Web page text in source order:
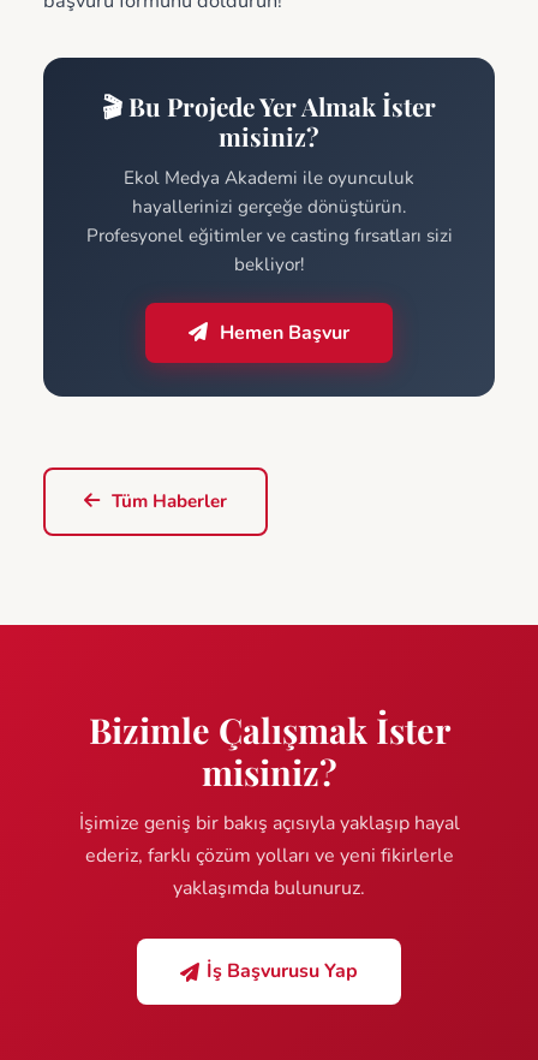
🎬 Bu Projede Yer Almak İster
misiniz?
Ekol Medya Akademi ile oyunculuk
hayallerinizi gerçeğe dönüştürün.
Profesyonel eğitimler ve casting fırsatları sizi
bekliyor!
Hemen Başvur
Tüm Haberler
Bizimle Çalışmak İster
misiniz?
İşimize geniş bir bakış açısıyla yaklaşıp hayal
ederiz, farklı çözüm yolları ve yeni fikirlerle
yaklaşımda bulunuruz.
İş Başvurusu Yap